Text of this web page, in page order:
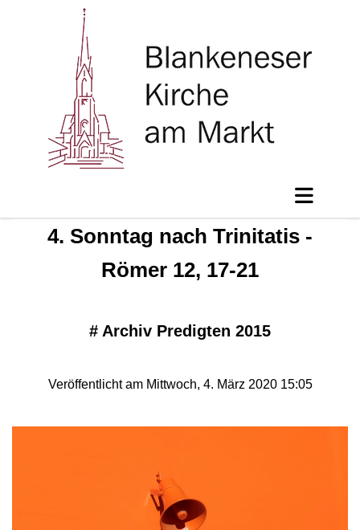
4. Sonntag nach Trinitatis -
Römer 12, 17-21
# Archiv Predigten 2015
Veröffentlicht am Mittwoch, 4. März 2020 15:05